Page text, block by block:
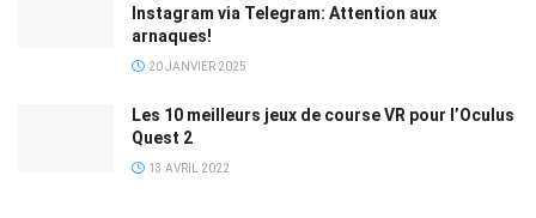
Instagram via Telegram: Attention aux
arnaques!
20 JANVIER 2025
Les 10 meilleurs jeux de course VR pour l’Oculus
Quest 2
13 AVRIL 2022